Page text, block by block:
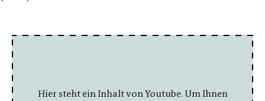
Hier steht ein Inhalt von Youtube. Um Ihnen